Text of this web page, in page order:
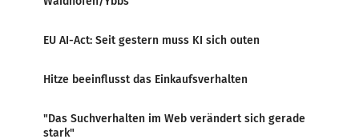
EU AI-Act: Seit gestern muss KI sich outen
Hitze beeinflusst das Einkaufsverhalten
"Das Suchverhalten im Web verändert sich gerade
stark"